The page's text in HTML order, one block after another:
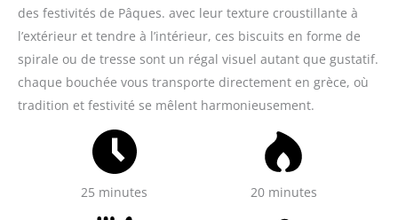
des festivités de Pâques. avec leur texture croustillante à
l’extérieur et tendre à l’intérieur, ces biscuits en forme de
spirale ou de tresse sont un régal visuel autant que gustatif.
chaque bouchée vous transporte directement en grèce, où
tradition et festivité se mêlent harmonieusement.
25 minutes 20 minutes